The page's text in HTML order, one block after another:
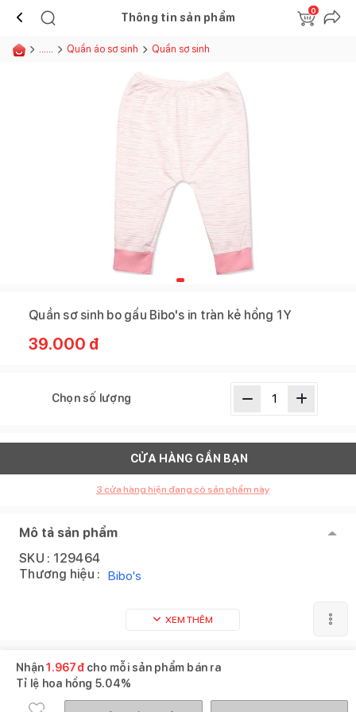
Thông tin sản phẩm
0
...... Quần áo sơ sinh Quần sơ sinh
Quần sơ sinh bo gấu Bibo's in tràn kẻ hồng 1Y
39.000 đ
Chọn số lượng
CỬA HÀNG GẦN BẠN
3 cửa hàng hiện đang có sản phẩm này
Mô tả sản phẩm
SKU : 129464
Thương hiệu : Bibo's
XEM THÊM
Sản phẩm tương tự
Nhận1.967đcho mỗi sản phẩm bán ra
Tỉ lệ hoa hồng 5.04%